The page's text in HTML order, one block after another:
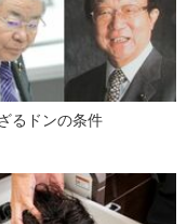
るドンの条件